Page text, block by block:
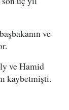
ve
ve Hamid
kaybetmişti.